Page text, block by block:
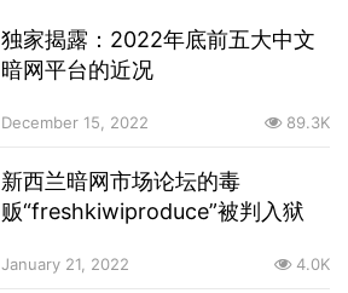
独家揭露：2022年底前五大中文
暗网平台的近况
December 15, 2022 89.3K
新西兰暗网市场论坛的毒
贩“freshkiwiproduce”被判入狱
January 21, 2022 4.0K